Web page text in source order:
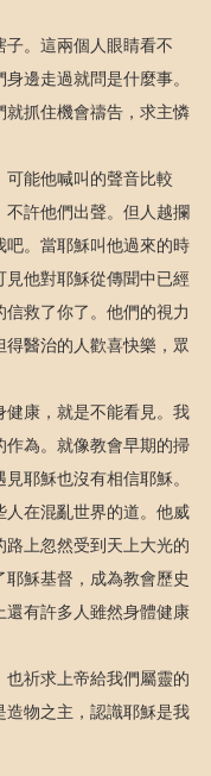
。這兩個人眼睛看不
邊走過就問是什麼事。
抓住機會禱告，求主憐
能他喊叫的聲音比較
許他們出聲。但人越攔
吧。當耶穌叫他過來的時
他對耶穌從傳聞中已經
救了你了。他們的視力
醫治的人歡喜快樂，眾
康，就是不能看見。我
為。就像教會早期的掃
耶穌也沒有相信耶穌。
在混亂世界的道。他威
上忽然受到天上大光的
穌基督，成為教會歷史
還有許多人雖然身體健康
祈求上帝給我們屬靈的
造物之主，認識耶穌是我